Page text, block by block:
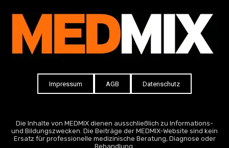
Impressum AGB Datenschutz
Die Inhalte von MEDMIX dienen ausschließlich zu Informations-
und Bildungszwecken. Die Beiträge der MEDMIX-Website sind kein
Ersatz für professionelle medizinische Beratung, Diagnose oder
Behandlung.